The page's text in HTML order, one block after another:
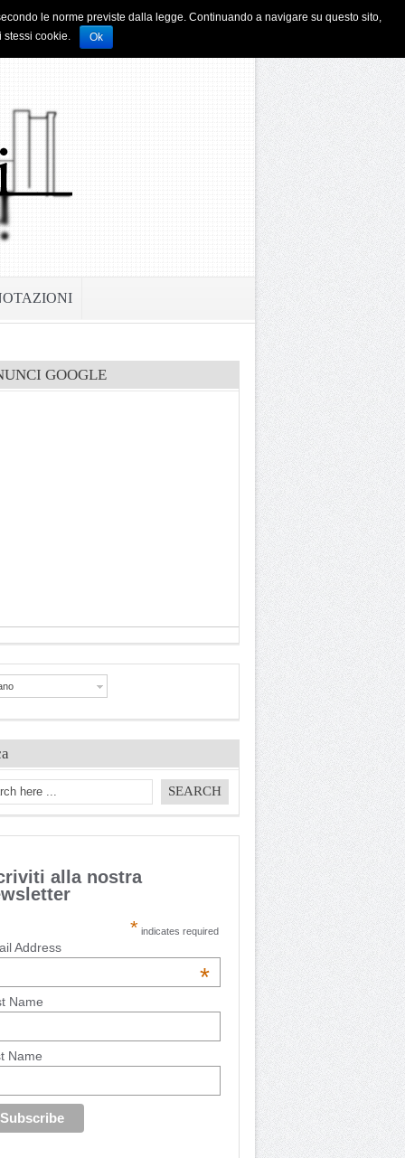
GOOGLE
alla nostra
* indicates required
Address
*
Name
Name
le norme previste dalla legge. Continuando a navigare su questo sito,
stessi cookie.
Ok